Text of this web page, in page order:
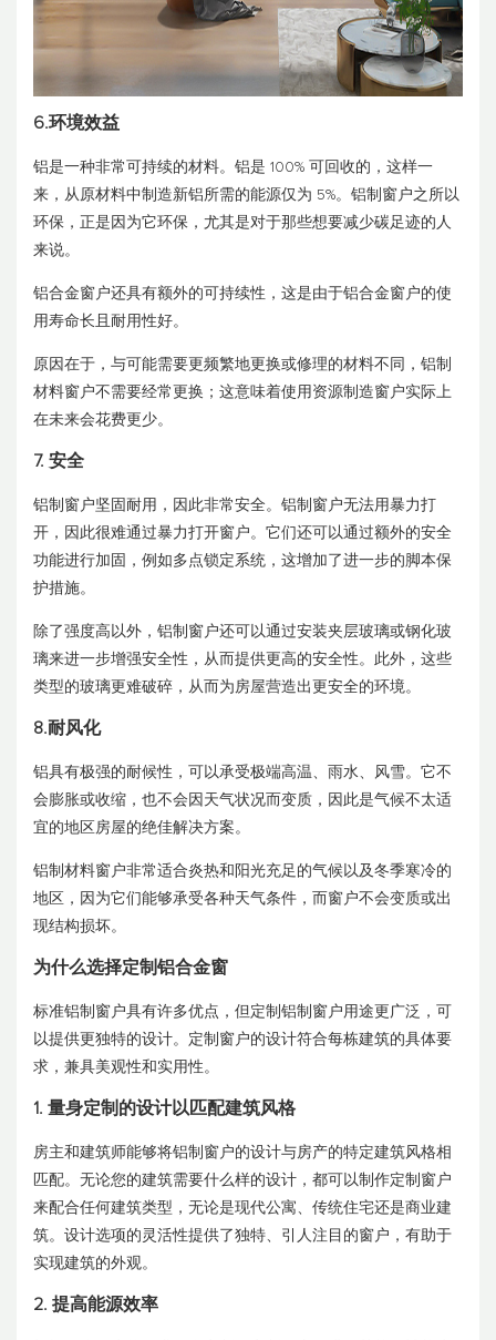
6.环境效益
铝是一种非常可持续的材料。铝是 100% 可回收的，这样一
来，从原材料中制造新铝所需的能源仅为 5%。铝制窗户之所以
环保，正是因为它环保，尤其是对于那些想要减少碳足迹的人
来说。
铝合金窗户还具有额外的可持续性，这是由于铝合金窗户的使
用寿命长且耐用性好。
原因在于，与可能需要更频繁地更换或修理的材料不同，铝制
材料窗户不需要经常更换；这意味着使用资源制造窗户实际上
在未来会花费更少。
7. 安全
铝制窗户坚固耐用，因此非常安全。铝制窗户无法用暴力打
开，因此很难通过暴力打开窗户。它们还可以通过额外的安全
功能进行加固，例如多点锁定系统，这增加了进一步的脚本保
护措施。
除了强度高以外，铝制窗户还可以通过安装夹层玻璃或钢化玻
璃来进一步增强安全性，从而提供更高的安全性。此外，这些
类型的玻璃更难破碎，从而为房屋营造出更安全的环境。
8.耐风化
铝具有极强的耐候性，可以承受极端高温、雨水、风雪。它不
会膨胀或收缩，也不会因天气状况而变质，因此是气候不太适
宜的地区房屋的绝佳解决方案。
铝制材料窗户非常适合炎热和阳光充足的气候以及冬季寒冷的
地区，因为它们能够承受各种天气条件，而窗户不会变质或出
现结构损坏。
为什么选择定制铝合金窗
标准铝制窗户具有许多优点，但定制铝制窗户用途更广泛，可
以提供更独特的设计。定制窗户的设计符合每栋建筑的具体要
求，兼具美观性和实用性。
1. 量身定制的设计以匹配建筑风格
房主和建筑师能够将铝制窗户的设计与房产的特定建筑风格相
匹配。无论您的建筑需要什么样的设计，都可以制作定制窗户
来配合任何建筑类型，无论是现代公寓、传统住宅还是商业建
筑。设计选项的灵活性提供了独特、引人注目的窗户，有助于
实现建筑的外观。
2. 提高能源效率